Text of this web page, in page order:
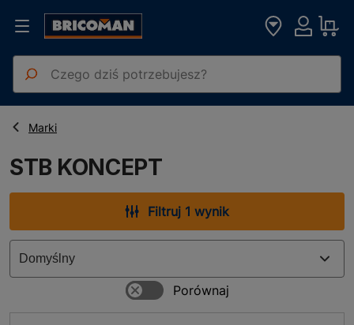
Strona główna
Marki
STB KONCEPT
STB KONCEPT
Filtruj 1 wynik